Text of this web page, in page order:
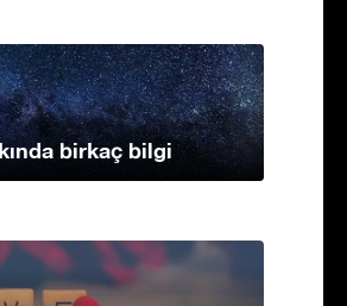
birkaç bilgi